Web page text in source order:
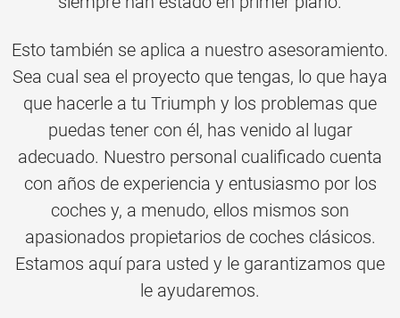
Esto también se aplica a nuestro asesoramiento.
Sea cual sea el proyecto que tengas, lo que haya
que hacerle a tu Triumph y los problemas que
puedas tener con él, has venido al lugar
adecuado. Nuestro personal cualificado cuenta
con años de experiencia y entusiasmo por los
coches y, a menudo, ellos mismos son
apasionados propietarios de coches clásicos.
Estamos aquí para usted y le garantizamos que
le ayudaremos.